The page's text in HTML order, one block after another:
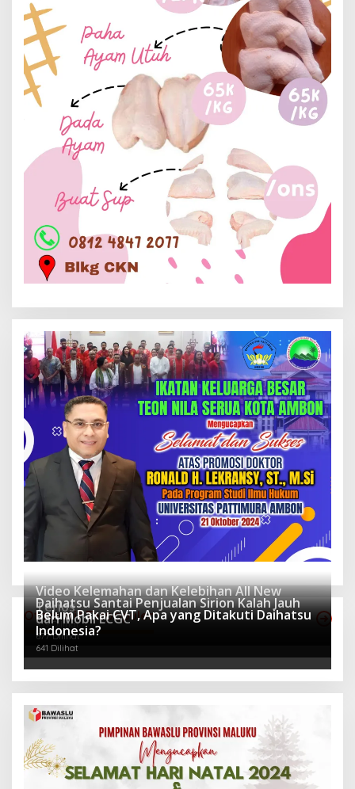
Otomotif Terpopuler
Video Kelemahan dan Kelebihan All New
Terios
939 Dilihat
Daihatsu Santai Penjualan Sirion Kalah Jauh
dari Mobil LCGC
677 Dilihat
Belum Pakai CVT, Apa yang Ditakuti Daihatsu
Indonesia?
641 Dilihat